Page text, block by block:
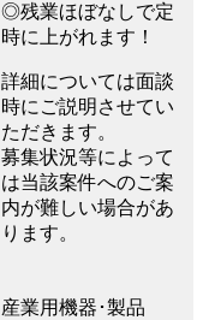
◎残業ほぼなしで定
時に上がれます！
詳細については面談
時にご説明させてい
ただきます。
募集状況等によって
は当該案件へのご案
内が難しい場合があ
ります。
産業用機器･製品